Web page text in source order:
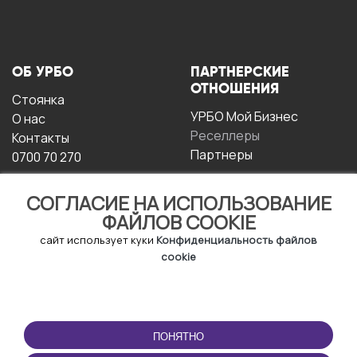
СОГЛАСИЕ НА ИСПОЛЬЗОВАНИЕ
ФАЙЛОВ COOKIE
сайт использует куки Конфиденциальность файлов
cookie
ПОНЯТНО
ОБ УРБО
Стоянка
О нас
Контакты
0700 70 270
ПАРТНЕРСКИЕ
ОТНОШЕНИЯ
УРБО Мой Бизнес
Реселлеры
Партнеры
ЭКСПЛУАТАЦИИ
Условия и положения
ПРИЛОЖЕНИЕ